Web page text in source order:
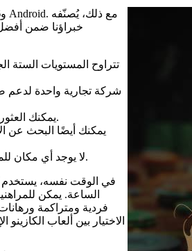
تتراوح المستويات الستة
يمكنك العثور على إجراءات نشطة في المكان للتحكم في المقامرة والخدمات المصرفية وخدمة العملاء.
يمكنك أيضًا البحث عن
لا يوجد أي مكان للمراهنة الرياضية أو البنغو، ومع ذلك، وبصرف النظر عن ذلك، فإن الأرقام الأحدث مذهلة حقًا.
في الوقت نفسه، يستخدم
الساعة. يمكن
فردية ومتراكمة
الاختيار بين ألعاب